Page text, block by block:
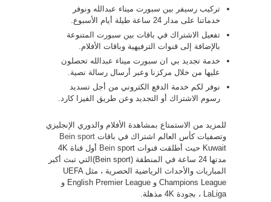
تركيب رسيفر بين سبورت ميناء عبدالله ونوفر
خدماتنا على مدار 24 ساعة طيلة أيام الأسبوع.
تفعيل الاشتراك في باقات بين سبورت المتنوعة
بالإضافة إلى قنوات الترفيهية وباقات الأفلام.
خدمة تجديد بي ان سبورت ميناء عبدالله تحصلون
عليها من خلال مركزنا وعبر أرسال رسالة نصية.
نوفر لكم خدمة الدفع الكتروني من أجل تسديد
رسوم الاشتراك أو التجديد وعن طريق الفيزا كارد.
للمزيد من الاستمتاع بمشاهدة الأفلام والدوري الإنجليزي
وتصفيات كأس العالم اشتراك في باقات Bein sport
Kuwait حيث أطلقت قنوات
Bein
sport أول قناة 4K
مدتها 24 ساعة في المنطقة (Bein sport)التي تبث أكبر
المباريات والأحداث الرياضية الحصرية ، مثل UEFA
Champions League و English Premier League و
LaLiga ، بجودة 4K مذهلة.